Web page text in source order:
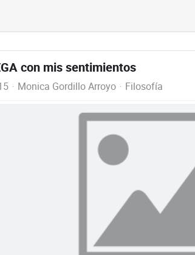
con mis sentimientos
Monica Gordillo Arroyo Filosofía